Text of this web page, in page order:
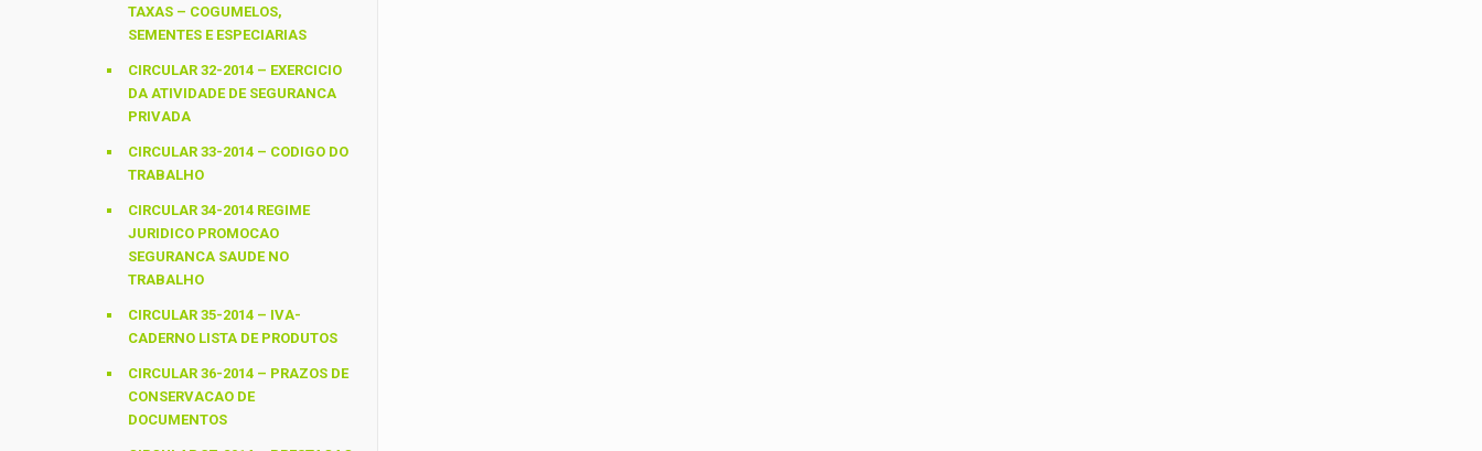
TAXAS – COGUMELOS,
SEMENTES E ESPECIARIAS
CIRCULAR 32-2014 – EXERCICIO
DA ATIVIDADE DE SEGURANCA
PRIVADA
CIRCULAR 33-2014 – CODIGO DO
TRABALHO
CIRCULAR 34-2014 REGIME
JURIDICO PROMOCAO
SEGURANCA SAUDE NO
TRABALHO
CIRCULAR 35-2014 – IVA-
CADERNO LISTA DE PRODUTOS
CIRCULAR 36-2014 – PRAZOS DE
CONSERVACAO DE
DOCUMENTOS